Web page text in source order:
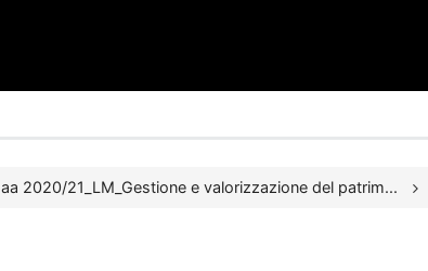
aa 2020/21_LM_Gestione e valorizzazione del patrim...